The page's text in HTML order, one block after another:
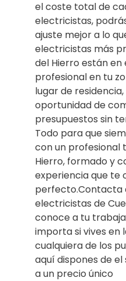
el coste total de
electricistas,
ajuste mejor a lo
electricistas más
del Hierro están en
profesional en tu
lugar de
oportunidad de
presupuestos sin
Todo para que
con un profesional
Hierro, formado y
experiencia que te
perfecto.Contacta
electricistas de
conoce a tu
importa si vives en
cualquiera de los
aquí dispones de
a un precio único